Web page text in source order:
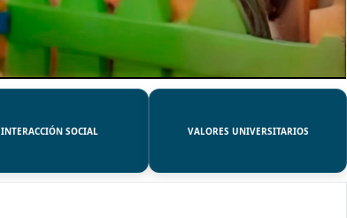
INTERACCIÓN SOCIAL VALORES UNIVERSITARIOS